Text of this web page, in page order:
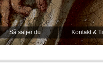
Så säljer du Kontakt &